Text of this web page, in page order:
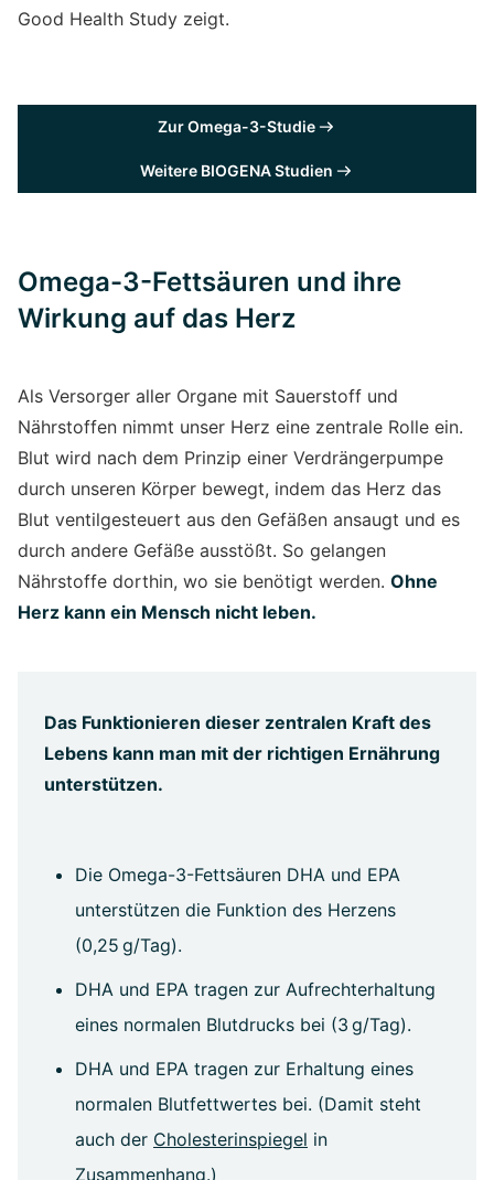
Good Health Study zeigt.
Zur Omega-3-Studie
Weitere BIOGENA Studien
Omega-3-Fettsäuren und ihre
Wirkung auf das Herz
Als Versorger aller Organe mit Sauerstoff und
Nährstoffen nimmt unser Herz eine zentrale Rolle ein.
Blut wird nach dem Prinzip einer Verdrängerpumpe
durch unseren Körper bewegt, indem das Herz das
Blut ventilgesteuert aus den Gefäßen ansaugt und es
durch andere Gefäße ausstößt. So gelangen
Nährstoffe dorthin, wo sie benötigt werden. Ohne
Herz kann ein Mensch nicht leben.
Das Funktionieren dieser zentralen Kraft des
Lebens kann man mit der richtigen Ernährung
unterstützen.
Die Omega-3-Fettsäuren DHA und EPA
unterstützen die Funktion des Herzens
(0,25 g/Tag).
DHA und EPA tragen zur Aufrechterhaltung
eines normalen Blutdrucks bei (3 g/Tag).
DHA und EPA tragen zur Erhaltung eines
normalen Blutfettwertes bei. (Damit steht
auch der Cholesterinspiegel in
Zusammenhang.)